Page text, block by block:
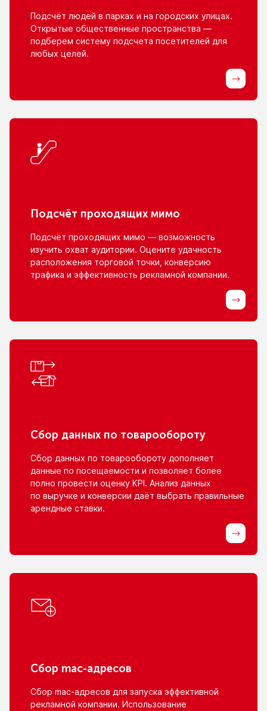
Подсчёт людей в парках и на городских улицах.
Открытые общественные пространства —
подберем систему подсчета посетителей для
любых целей.
Подсчёт проходящих мимо
Подсчёт проходящих мимо — возможность
изучить охват аудитории. Оцените удачность
расположения торговой точки, конверсию
трафика и эффективность рекламной компании.
Сбор данных по товарообороту
Сбор данных по товарообороту дополняет
данные по посещаемости и позволяет более
полно провести оценку KPI. Анализ данных
по выручке и конверсии даёт выбрать правильные
арендные ставки.
Сбор mac-адресов
Сбор mac-адресов для запуска эффективной
рекламной компании. Использование